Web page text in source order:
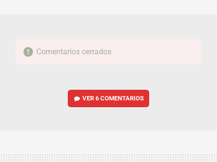
Comentarios cerrados
VER6 COMENTARIOS